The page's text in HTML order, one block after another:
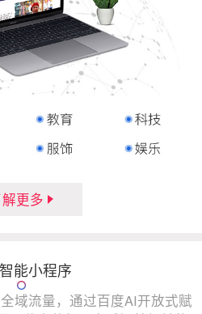
更多
能小程序
域流量，通过百度AI开放式赋